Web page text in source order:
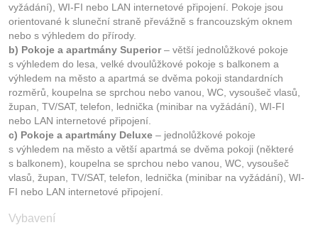
vyžádání), WI-FI nebo LAN internetové připojení. Pokoje jsou
orientované k sluneční straně převážně s francouzským oknem
nebo s výhledem do přírody.
b) Pokoje a apartmány Superior– větší jednolůžkové pokoje
s výhledem do lesa, velké dvoulůžkové pokoje s balkonem a
výhledem na město a apartmá se dvěma pokoji standardních
rozměrů, koupelna se sprchou nebo vanou, WC, vysoušeč vlasů,
župan, TV/SAT, telefon, lednička (minibar na vyžádání), WI-FI
nebo LAN internetové připojení.
c) Pokoje a apartmány Deluxe – jednolůžkové pokoje
s výhledem na město a větší apartmá se dvěma pokoji (některé
s balkonem), koupelna se sprchou nebo vanou, WC, vysoušeč
vlasů, župan, TV/SAT, telefon, lednička (minibar na vyžádání), WI-
FI nebo LAN internetové připojení.
Vybavení